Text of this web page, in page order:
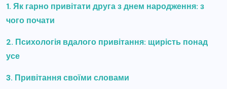
1. Як гарно привітати друга з днем народження: з
чого почати
2. Психологія вдалого привітання: щирість понад
усе
3. Привітання своїми словами